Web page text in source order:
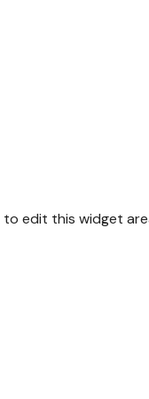
to edit this widget